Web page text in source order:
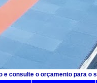
para o seu evento. É